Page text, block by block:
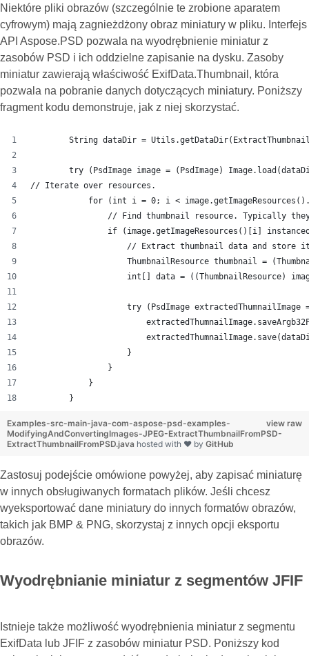
Niektóre pliki obrazów (szczególnie te zrobione aparatem
cyfrowym) mają zagnieżdżony obraz miniatury w pliku. Interfejs
API Aspose.PSD pozwala na wyodrębnienie miniatur z
zasobów PSD i ich oddzielne zapisanie na dysku. Zasoby
miniatur zawierają właściwość ExifData.Thumbnail, która
pozwala na pobranie danych dotyczących miniatury. Poniższy
fragment kodu demonstruje, jak z niej skorzystać.
String dataDir =
try (PsdImage image = (PsdImage)
// Iterate over resources.
for (int i = 0; i <
// Find thumbnail resource. Typically
if (image.getImageResources()[i]
// Extract thumbnail data and store
ThumbnailResource thumbnail =
int[] data = ((ThumbnailResource)
try (PsdImage extractedThumnailImage
                    }
                }
            }
        }
view raw
Examples-src-main-java-com-aspose-psd-examples-
ModifyingAndConvertingImages-JPEG-ExtractThumbnailFromPSD-
ExtractThumbnailFromPSD.java hosted with ❤ by GitHub
Zastosuj podejście omówione powyżej, aby zapisać miniaturę
w innych obsługiwanych formatach plików. Jeśli chcesz
wyeksportować dane miniatury do innych formatów obrazów,
takich jak BMP & PNG, skorzystaj z innych opcji eksportu
obrazów.
Wyodrębnianie miniatur z segmentów JFIF
Istnieje także możliwość wyodrębnienia miniatur z segmentu
ExifData lub JFIF z zasobów miniatur PSD. Poniższy kod